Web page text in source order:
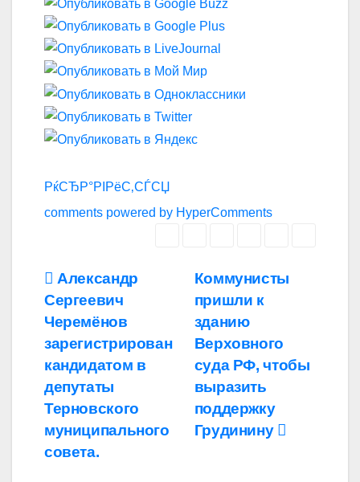
РќСЂР°РІРёС‚СЃСЏ
comments powered by HyperComments
Навигация
по
записям
Коммунисты
пришли к
зданию
Верховного
суда РФ, чтобы
выразить
поддержку
Грудинину
Александр
Сергеевич
Черемёнов
зарегистрирован
кандидатом в
депутаты
Терновского
муниципального
совета.